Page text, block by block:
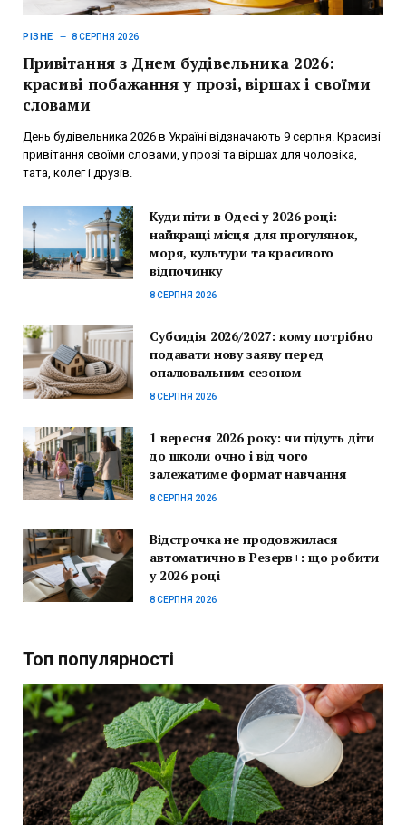
РІЗНЕ 8 СЕРПНЯ 2026
Привітання з Днем будівельника 2026:
красиві побажання у прозі, віршах і своїми
словами
День будівельника 2026 в Україні відзначають 9 серпня. Красиві
привітання своїми словами, у прозі та віршах для чоловіка,
тата, колег і друзів.
Куди піти в Одесі у 2026 році:
найкращі місця для прогулянок,
моря, культури та красивого
відпочинку
8 СЕРПНЯ 2026
Субсидія 2026/2027: кому потрібно
подавати нову заяву перед
опалювальним сезоном
8 СЕРПНЯ 2026
1 вересня 2026 року: чи підуть діти
до школи очно і від чого
залежатиме формат навчання
8 СЕРПНЯ 2026
Відстрочка не продовжилася
автоматично в Резерв+: що робити
у 2026 році
8 СЕРПНЯ 2026
Топ популярності